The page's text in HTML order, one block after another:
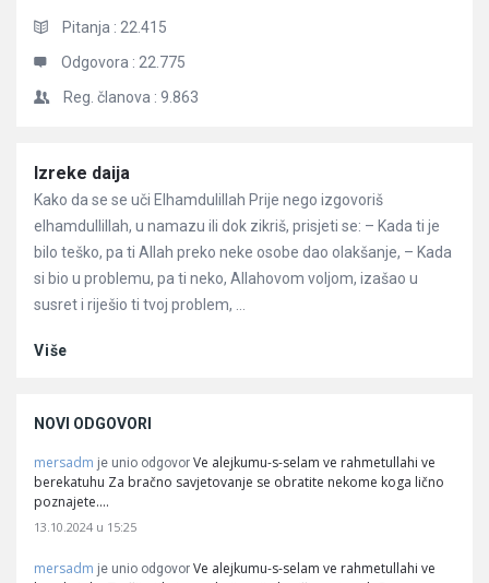
Pitanja : 22.415
Odgovora : 22.775
Reg. članova : 9.863
Članci
Izreke daija
Kako da se se uči Elhamdulillah Prije nego izgovoriš
elhamdullillah, u namazu ili dok zikriš, prisjeti se: – Kada ti je
bilo teško, pa ti Allah preko neke osobe dao olakšanje, – Kada
si bio u problemu, pa ti neko, Allahovom voljom, izašao u
susret i riješio ti tvoj problem, ...
Više
NOVI ODGOVORI
mersadm je unio odgovor Ve alejkumu-s-selam ve rahmetullahi ve
berekatuhu Za bračno savjetovanje se obratite nekome koga lično
poznajete.…
13.10.2024 u 15:25
mersadm je unio odgovor Ve alejkumu-s-selam ve rahmetullahi ve